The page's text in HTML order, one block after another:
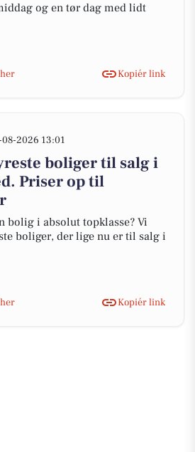
og en tør dag med lidt
Kopiér link
2026 13:01
boliger til salg i
Priser op til
bolig i absolut topklasse? Vi
boliger, der lige nu er til salg i
Kopiér link